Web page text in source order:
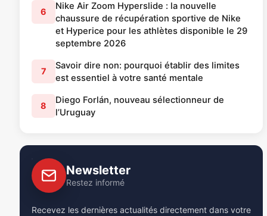
6
Nike Air Zoom Hyperslide : la nouvelle
chaussure de récupération sportive de Nike
et Hyperice pour les athlètes disponible le 29
septembre 2026
7
Savoir dire non: pourquoi établir des limites
est essentiel à votre santé mentale
8
Diego Forlán, nouveau sélectionneur de
l’Uruguay
Newsletter
Restez informé
Recevez les dernières actualités directement dans votre